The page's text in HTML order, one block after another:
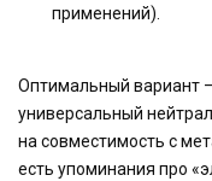
применений).
Оптимальный вариант
универсальный
на совместимость с
есть упоминания про